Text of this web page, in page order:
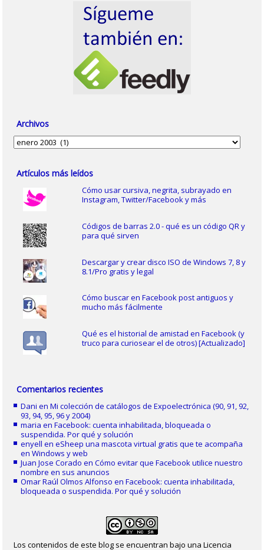
Archivos
Archivos
Artículos más leídos
Cómo usar cursiva, negrita, subrayado en
Instagram, Twitter/Facebook y más
Códigos de barras 2.0 - qué es un código QR y
para qué sirven
Descargar y crear disco ISO de Windows 7, 8 y
8.1/Pro gratis y legal
Cómo buscar en Facebook post antiguos y
mucho más fácilmente
Qué es el historial de amistad en Facebook (y
truco para curiosear el de otros) [Actualizado]
Comentarios recientes
Dani enMi colección de catálogos de Expoelectrónica (90, 91, 92,
93, 94, 95, 96 y 2004)
maria enFacebook: cuenta inhabilitada, bloqueada o
suspendida. Por qué y solución
enyell eneSheep una mascota virtual gratis que te acompaña
en Windows y web
Juan Jose Corado enCómo evitar que Facebook utilice nuestro
nombre en sus anuncios
Omar Raúl Olmos Alfonso enFacebook: cuenta inhabilitada,
bloqueada o suspendida. Por qué y solución
Los contenidos de este blog se encuentran bajo una Licencia